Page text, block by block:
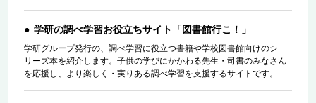
学研の調べ学習お役立ちサイト「図書館行こ！」
学研グループ発行の、調べ学習に役立つ書籍や学校図書館向けのシ
リーズ本を紹介します。子供の学びにかかわる先生・司書のみなさん
を応援し、より楽しく・実りある調べ学習を支援するサイトです。